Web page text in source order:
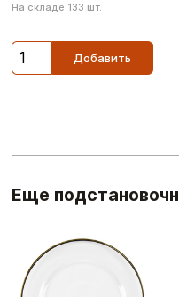
На складе 133 шт.
Добавить
Еще